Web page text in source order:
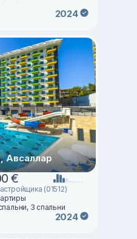
2024
Авсаллар
€
(01512)
3 спальни
2024